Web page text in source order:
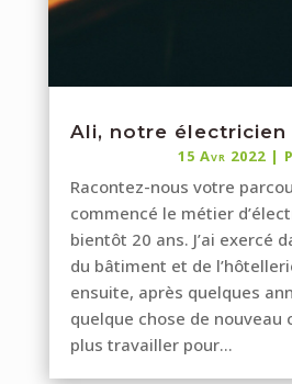
Ali, notre électricien
15 Avr 2022 |
Racontez-nous votre
commencé le métier
bientôt 20 ans. J’ai exercé
du bâtiment et de
ensuite, après quelques
quelque chose de nouveau
plus travailler pour...